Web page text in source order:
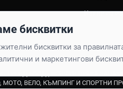
Какви са
ТРЕЙД ЕООД |
МОТО, ВЕЛО, КЪМПИНГ И СПОРТНИ
бисквитки
бисквитки за
и маркетингови